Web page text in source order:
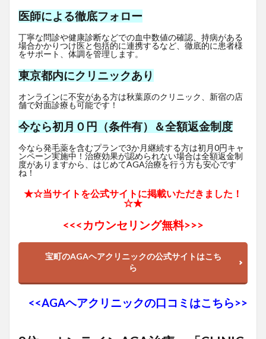
医師による徹底フォロー
丁寧な問診や健康診断などでの血中数値の確認、持病がある
場合かかりつけ医と包括的に連携するなど、徹底的に患者様
をサポート、体調を管理します。
東京都内にクリニックあり
オンラインに不安がある方は秋葉原のクリニック、新宿の店
舗で対面診療も可能です！
今なら初月０円（条件有）＆全額返金制度
今なら発毛薬を含むプランで3か月継続する方は初月0円キャ
ンペーン実施中！治療効果が認められない場合は全額返金制
度がありますから、はじめてAGA治療を行う方も安心です
ね！
★☆当サイトを公式サイトに掲載いただきました！
☆★
<<<カウンセリング無料>>>
宝町のAGAヘアクリニックの公式サイトはこち
ら
<<AGAヘアクリニックの口コミはこちら>>